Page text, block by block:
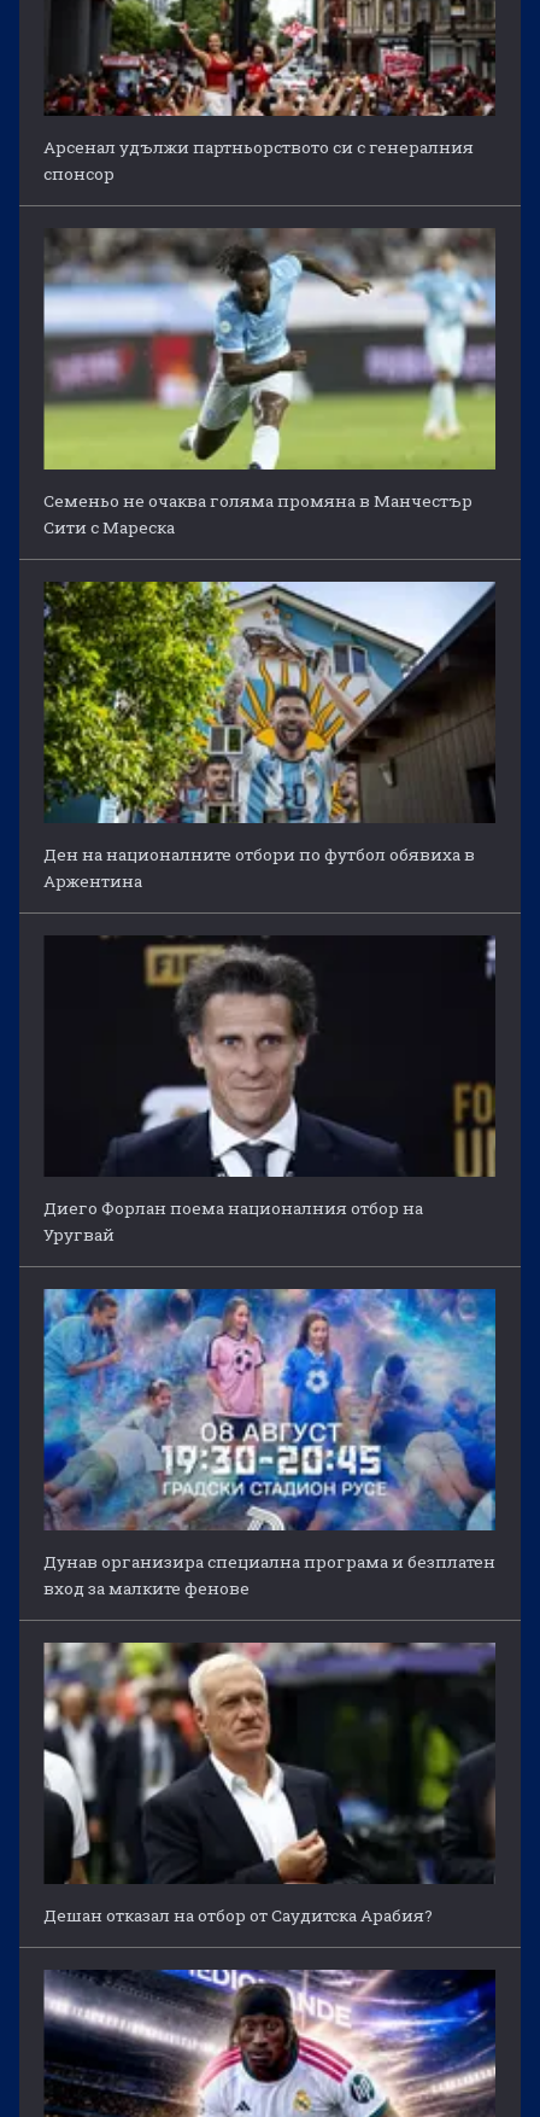
Арсенал удължи партньорството си с генералния
спонсор
Семеньо не очаква голяма промяна в Манчестър
Сити с Мареска
Ден на националните отбори по футбол обявиха в
Аржентина
Диего Форлан поема националния отбор на
Уругвай
Дунав организира специална програма и безплатен
вход за малките фенове
Дешан отказал на отбор от Саудитска Арабия?